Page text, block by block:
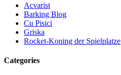
Acvarist
Barking Blog
Cu Pisici
Griska
Rocket-Koning der Spielplatze
Categories